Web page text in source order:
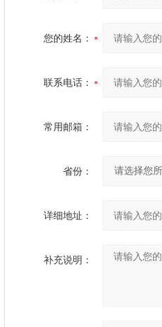
您的姓名：
联系电话：
常用邮箱：
省份：
详细地址：
补充说明：